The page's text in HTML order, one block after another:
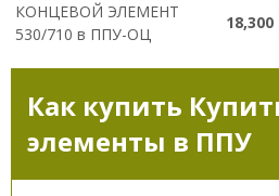
КОНЦЕВОЙ ЭЛЕМЕНТ
530/710 в ППУ-ОЦ
18,300
Как купить
элементы в ППУ